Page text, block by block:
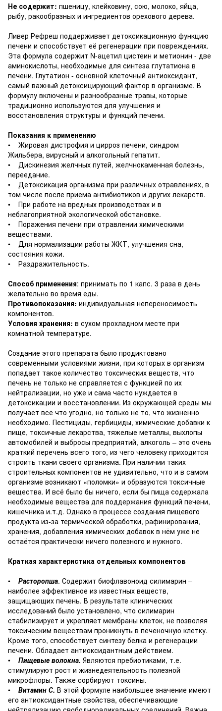
Не содержит: пшеницу, клейковину, сою, молоко, яйца,
рыбу, ракообразных и ингредиентов орехового дерева.
Ливер Рефреш поддерживает детоксикационную функцию
печени и способствует её регенерации при повреждениях.
Эта формула содержит N-ацетил цистеин и метионин - две
аминокислоты, необходимые для синтеза глутатиона в
печени. Глутатион - основной клеточный антиоксидант,
самый важный детоксицирующий фактор в организме. В
формулу включены и разнообразные травы, которые
традиционно используются для улучшения и
восстановления структуры и функций печени.
Показания к применению
• Жировая дистрофия и цирроз печени, синдром
Жильбера, вирусный и алкогольный гепатит.
• Дискинезия желчных путей, желчнокаменная болезнь,
переедание.
• Детоксикация организма при различных отравлениях, в
том числе после приема антибиотиков и других лекарств.
• При работе на вредных производствах и в
неблагоприятной экологической обстановке.
• Поражения печени при отравлении химическими
веществами.
• Для нормализации работы ЖКТ, улучшения сна,
состояния кожи.
• Раздражительность.
Способ применения: принимать по 1 капс. 3 раза в день
желательно во время еды.
Противопоказания: индивидуальная непереносимость
компонентов.
Условия хранения: в сухом прохладном месте при
комнатной температуре.
Создание этого препарата было продиктовано
современными условиями жизни, при которых в организм
попадает такое количество токсических веществ, что
печень не только не справляется с функцией по их
нейтрализации, но уже и сама часто нуждается в
детоксикации и восстановлении. Из окружающей среды мы
получает всё что угодно, но только не то, что жизненно
необходимо. Пестициды, гербициды, химические добавки к
пище, токсичные лекарства, тяжелые металлы, выхлопы
автомобилей и выбросы предприятий, алкоголь – это очень
краткий перечень всего того, из чего человеку приходится
строить ткани своего организма. При наличии таких
строительных компонентов не удивительно, что и в самом
организме возникают «поломки» и образуются токсичные
вещества. И всё было бы ничего, если бы пища содержала
необходимые вещества для поддержания функций печени,
кишечника и.т.д. Однако в процессе создания пищевого
продукта из-за термической обработки, рафинирования,
хранения, добавления химических добавок в нём уже не
остаётся практически ничего полезного и нужного.
Краткая характеристика отдельных компонентов
• Расторопша. Содержит биофлавоноид силимарин –
наиболее эффективное из известных веществ,
защищающих печень. В результате клинических
исследований было установлено, что силимарин
стабилизирует и укрепляет мембраны клеток, не позволяя
токсическим веществам проникнуть в печеночную клетку.
Кроме того, способствует синтезу белка и регенерации
печени. Обладает антиоксидантным действием.
• Пищевые волокна. Являются пребиотиками, т.е.
стимулируют рост и жизнедеятельность полезной
микрофлоры. Также сорбируют токсины.
• Витамин С. В этой формуле наибольшее значение имеют
его антиоксидантные свойства, обеспечивающие